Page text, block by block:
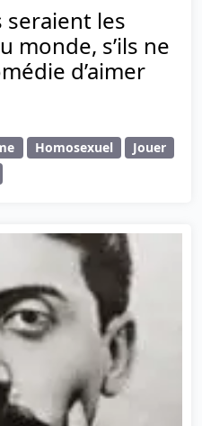
seraient les
monde, s’ils ne
d’aimer
Homosexuel
Jouer